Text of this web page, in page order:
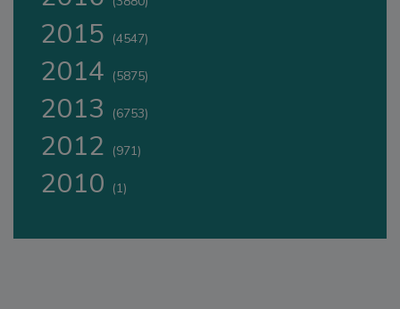
2015 (4547)
2014 (5875)
2013 (6753)
2012 (971)
2010 (1)